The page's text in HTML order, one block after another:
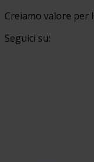
Creiamo valore
Seguici su: